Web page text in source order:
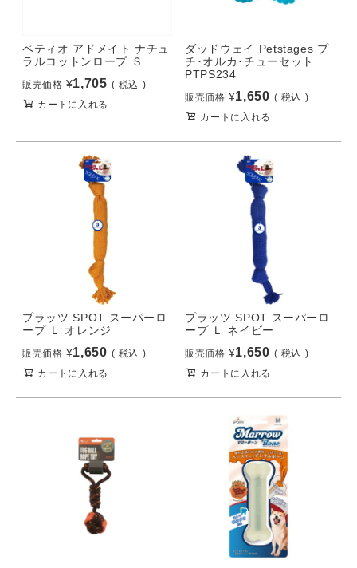
ペティオ アドメイト ナチュ
ラルコットンロープ Ｓ
販売価格 ¥1,705
税込
カートに入れる
ダッドウェイ Petstages プ
チ･オルカ･チューセット
PTPS234
販売価格 ¥1,650
税込
カートに入れる
プラッツ SPOT スーパーロ
ープ Ｌ オレンジ
販売価格 ¥1,650
税込
カートに入れる
プラッツ SPOT スーパーロ
ープ Ｌ ネイビー
販売価格 ¥1,650
税込
カートに入れる